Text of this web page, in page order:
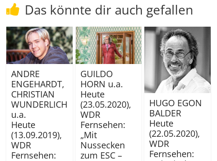
Das könnte dir auch gefallen
ANDRE
ENGEHARDT,
CHRISTIAN
WUNDERLICH
u.a.
Heute
(13.09.2019),
WDR
Fernsehen:
GUILDO
HORN u.a.
Heute
(23.05.2020),
WDR
Fernsehen:
„Mit
Nussecken
zum ESC –
HUGO EGON
BALDER
Heute
(22.05.2020),
WDR
Fernsehen: